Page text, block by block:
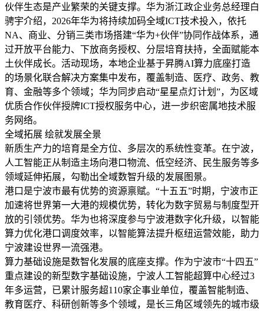
伙伴生态是产业繁荣的关键支撑。华为浙江政企业务总经理白
骋宇介绍，2026年华为将持续加码全域ICT技术投入，依托
NA、商业、分销三类市场搭建“华为+伙伴”协同作战体系，通
过开放平台能力、下放商务授权、分层培育扶持，全面赋能本
土伙伴成长。活动现场，本地企业基于昇腾AI算力底座打造
的场景化联合解决方案集中发布，覆盖制造、医疗、政务、教
育、金融等多个领域；华为同步启动“星星点灯计划”，为区域
优质合作伙伴授牌ICT授权服务中心，进一步织密属地技术服
务网络。
全域拓展 绘就发展全景
新质生产力的培育是全方位、多层次的系统性变革。在宁波，
人工智能正从制造主场向港口物流、低空经济、民生服务等多
领域延伸拓展，勾勒出全域数智升级的发展图景。
港口是宁波市最有优势的资源禀赋。“十五五”时期，宁波市正
加速将世界第一大港的规模优势，转化为数字贸易与制度型开
放的引领优势。华为也将深度参与宁波港数字化升级，以智能
算力优化港口调度效率，以智能算法提升枢纽运营效能，助力
宁波建设世界一流强港。
算力基础设施是数智化发展的底座支撑。作为宁波市“十四五”
重点建设的新型数字基础设施，宁波人工智能超算中心经过3
年多运营，已累计服务超110家企事业单位，覆盖智能制造、
教育医疗、科研创新等多个领域，是长三角区域领先的城市级